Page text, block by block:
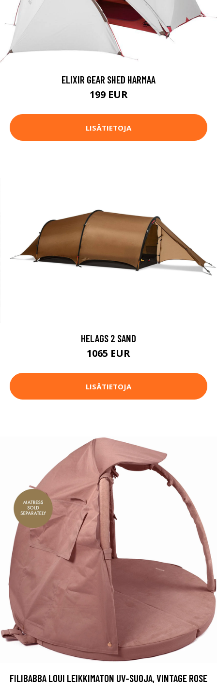
ELIXIR GEAR SHED HARMAA
199 EUR
LISÄTIETOJA
HELAGS 2 SAND
1065 EUR
LISÄTIETOJA
FILIBABBA LOUI LEIKKIMATON UV-SUOJA, VINTAGE ROSE